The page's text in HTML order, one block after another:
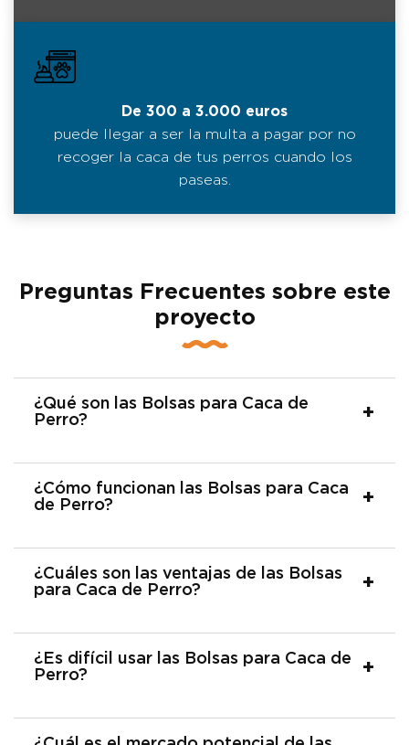
De 300 a 3.000 euros
puede llegar a ser la multa a pagar por no
recoger la caca de tus perros cuando los
paseas.
Preguntas Frecuentes sobre este
proyecto
¿Qué son las Bolsas para Caca de
Perro?
¿Cómo funcionan las Bolsas para Caca
de Perro?
¿Cuáles son las ventajas de las Bolsas
para Caca de Perro?
¿Es difícil usar las Bolsas para Caca de
Perro?